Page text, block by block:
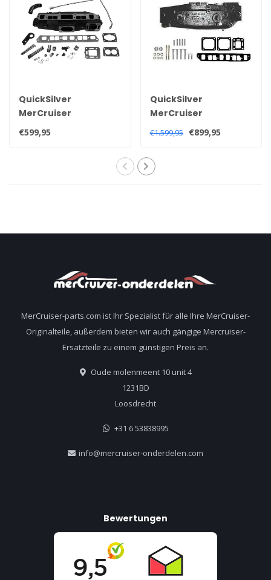
QuickSilver
MerCruiser
Auspuffkrümmer für
3.0 Liter 181 CID 140HP
€599,95
QuickSilver
MerCruiser
Auspuffkrümmer für
3,0 Liter Motoren
€1.599,95 €899,95
MerCruiser-parts.com ist Ihr Spezialist für alle Ihre MerCruiser-
Originalteile, außerdem bieten wir auch gängige Mercruiser-
Ersatzteile zu einem günstigen Preis an.
Oude molenmeent 10 unit 4
1231BD
Loosdrecht
+31 6 53838995
info@mercruiser-onderdelen.com
Bewertungen